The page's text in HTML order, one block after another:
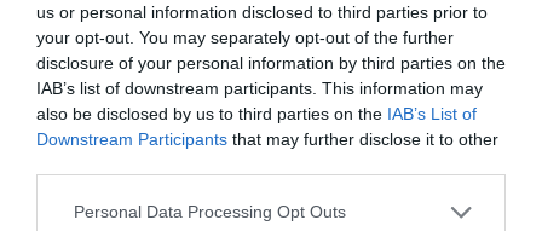
us or personal information disclosed to third parties prior to
your opt-out. You may separately opt-out of the further
disclosure of your personal information by third parties on the
IAB’s list of downstream participants. This information may
also be disclosed by us to third parties on the IAB’s List of
Downstream Participants that may further disclose it to other
Personal Data Processing Opt Outs
RÉPONDRE
Leoa commenté :
9 mai 2021 - 11 h 07 min
Y a déjà des vaccins obligatoires pour certains pays. Faut
discriminer”. Entre ça et la cancel culture ça devient n importe